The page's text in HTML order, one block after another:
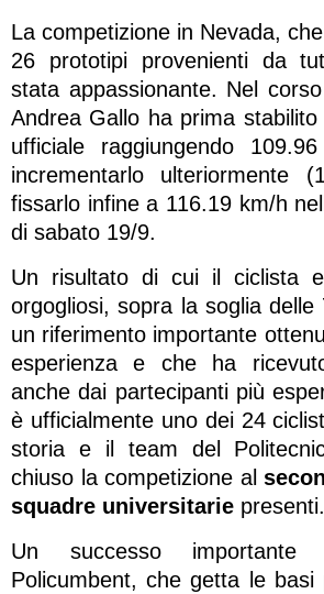
La competizione in Nevada,
26 prototipi provenienti da
stata appassionante. Nel
Andrea Gallo ha prima
ufficiale raggiungendo
incrementarlo ulteriormente
fissarlo infine a 116.19 km/h
di sabato 19/9.
Un risultato di cui il ciclista
orgogliosi, sopra la soglia delle
un riferimento importante
esperienza e che ha
anche dai partecipanti più
è ufficialmente uno dei 24
storia e il team del
chiuso la competizione al
squadre universitarie presenti.
Un successo
Policumbent, che getta le basi